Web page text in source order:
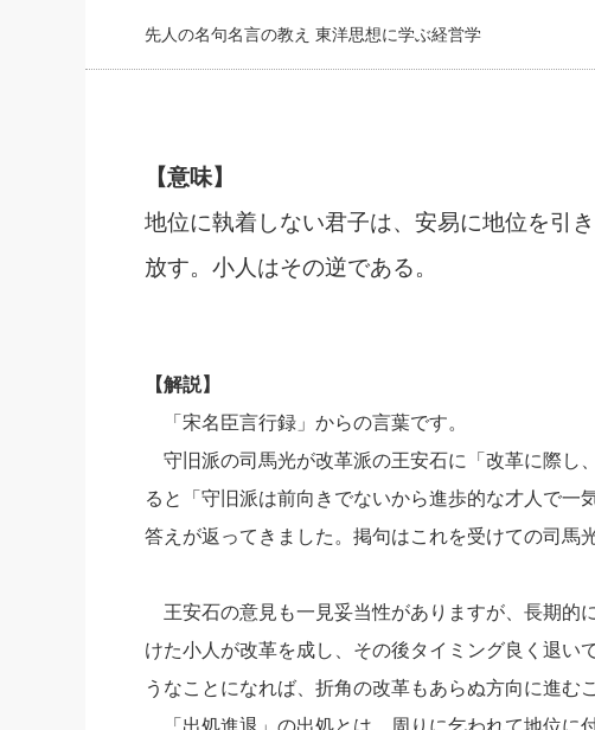
野田久美子 香港ビジネス成功法(10) 社長の口ぐせ経
社長の右腕をつ
先人の名句名言の教え 東洋思想に学ぶ経営学
【意味】
地位に執着しない君子は、安易に地位を引
放す。小人はその逆である。
【解説】
「宋名臣言行録」からの言葉です。
守旧派の司馬光が改革派の王安石に「改革に際し
ると「守旧派は前向きでないから進歩的な才人で一
答えが返ってきました。掲句はこれを受けての司馬
王安石の意見も一見妥当性がありますが、長期的
けた小人が改革を成し、その後タイミング良く退い
うなことになれば、折角の改革もあらぬ方向に進む
「出処進退」の出処とは、周りに乞われて地位に